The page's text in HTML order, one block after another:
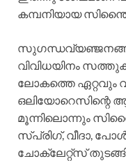
കമ്പനിയായ
വിവിധയിനം
ലോകത്തെ ഏറ്റവും
ഒലിയോറെസിന്റെ
മൂന്നിലൊന്നും
സ്പ്രിഗ്, വീദാ,
ചോക്ലേറ്റ്സ്